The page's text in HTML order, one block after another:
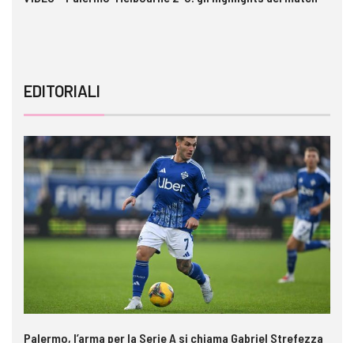
EDITORIALI
Palermo, l’arma per la Serie A si chiama Gabriel Strefezza